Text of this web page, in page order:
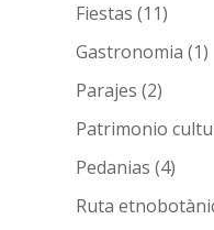
Fiestas (11)
Gastronomia (1)
Parajes (2)
Patrimonio
Pedanias (4)
Ruta